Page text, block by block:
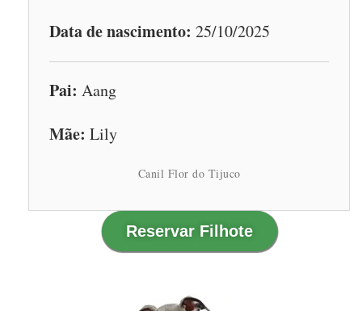
Data de nascimento: 25/10/2025
Pai: Aang
Mãe: Lily
Canil Flor do Tijuco
Reservar Filhote